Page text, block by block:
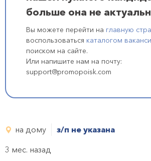
больше она не
Вы можете перейти на главную
воспользоваться каталогом
поиском на сайте.
Или напишите нам на почту:
support@promopoisk.com
на дому
з/п не указана
3 мес. назад